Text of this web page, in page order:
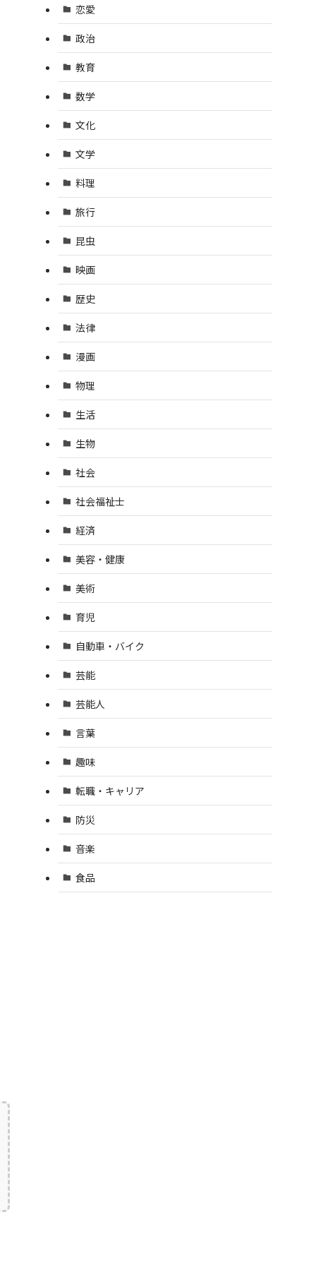
恋愛
政治
教育
数学
文化
文学
料理
旅行
昆虫
映画
歴史
法律
漫画
物理
生活
生物
社会
社会福祉士
経済
美容・健康
美術
育児
自動車・バイク
芸能
芸能人
言葉
趣味
転職・キャリア
防災
音楽
食品